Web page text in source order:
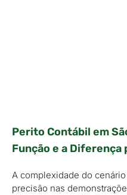
Perito Contábil em
Função e a Diferença
A complexidade do
precisão nas